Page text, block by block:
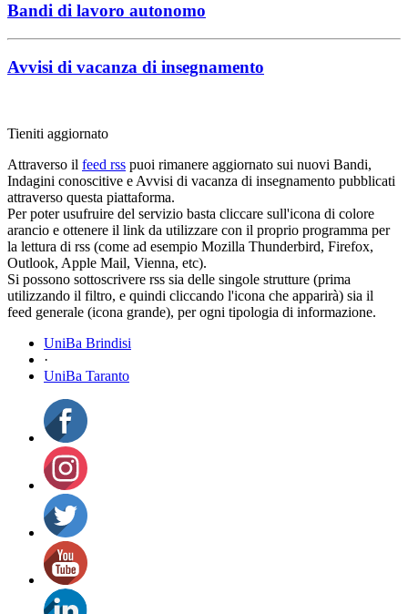
Bandi di lavoro autonomo
Avvisi di vacanza di insegnamento
Tieniti aggiornato
Attraverso il feed rss puoi rimanere aggiornato sui nuovi Bandi,
Indagini conoscitive e Avvisi di vacanza di insegnamento pubblicati
attraverso questa piattaforma.
Per poter usufruire del servizio basta cliccare sull'icona di colore
arancio e ottenere il link da utilizzare con il proprio programma per
la lettura di rss (come ad esempio Mozilla Thunderbird, Firefox,
Outlook, Apple Mail, Vienna, etc).
Si possono sottoscrivere rss sia delle singole strutture (prima
utilizzando il filtro, e quindi cliccando l'icona che apparirà) sia il
feed generale (icona grande), per ogni tipologia di informazione.
UniBa Brindisi
·
UniBa Taranto